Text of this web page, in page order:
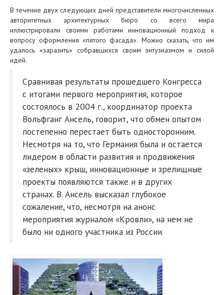
В течение двух следующих дней представители многочисленных
авторитетных архитектурных бюро со всего мира
иллюстрировали своими работами инновационный подход к
вопросу оформления «пятого фасада». Можно сказать, что им
удалось «заразить» собравшихся своим энтузиазмом и силой
идей.
Сравнивая результаты прошедшего Конгресса
с итогами первого мероприятия, которое
состоялось в 2004 г., координатор проекта
Вольфганг Ансель, говорит, что обмен опытом
постепенно перестает быть односторонним.
Несмотря на то, что Германия была и остается
лидером в области развития и продвижения
«зеленых» крыш, инновационные и зрелищные
проекты появляются также и в других
странах. В. Ансель высказал глубокое
сожаление, что, несмотря на анонс
мероприятия журналом «Кровли», на нем не
было ни одного участника из России.